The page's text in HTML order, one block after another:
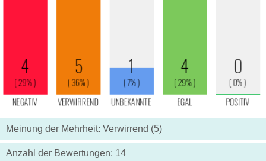
Meinung der Mehrheit: Verwirrend (5)
Anzahl der Bewertungen: 14